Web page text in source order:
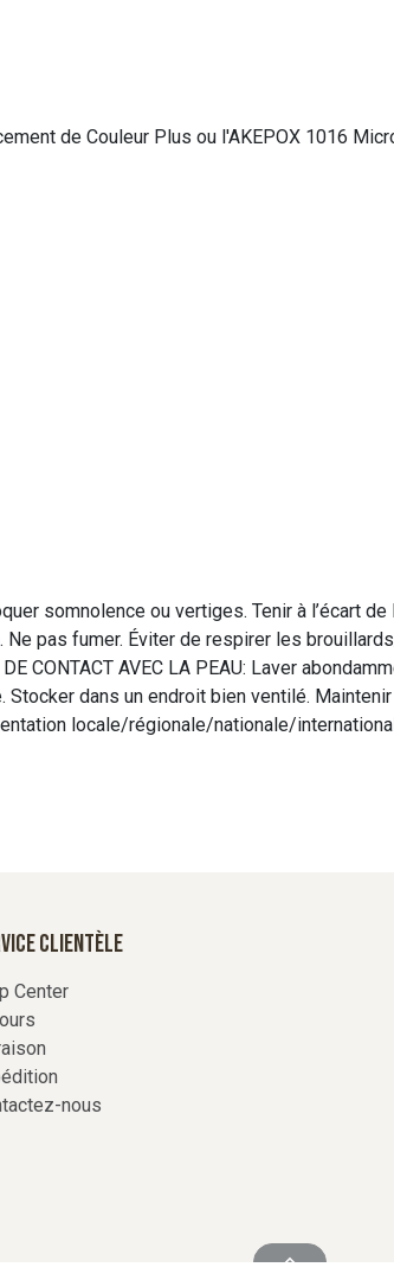
de Couleur Plus ou l'AKEPOX 1016
somnolence ou vertiges. Tenir à l’écart
Ne pas fumer. Éviter de respirer les
CONTACT AVEC LA PEAU: Laver
dans un endroit bien ventilé.
locale/régionale/nationale/
Clientèle
Center
nous